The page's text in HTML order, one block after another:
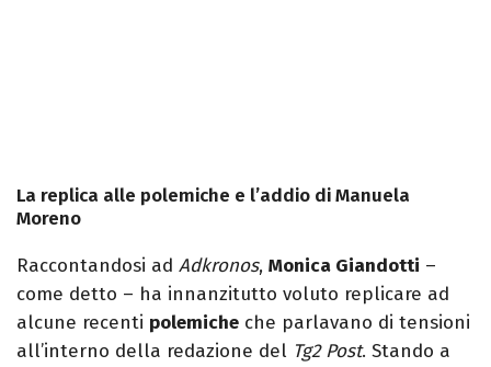
La replica alle polemiche e l’addio di Manuela
Moreno
Raccontandosi ad Adkronos, Monica Giandotti –
come detto – ha innanzitutto voluto replicare ad
alcune recenti polemiche che parlavano di tensioni
all’interno della redazione del Tg2 Post. Stando a